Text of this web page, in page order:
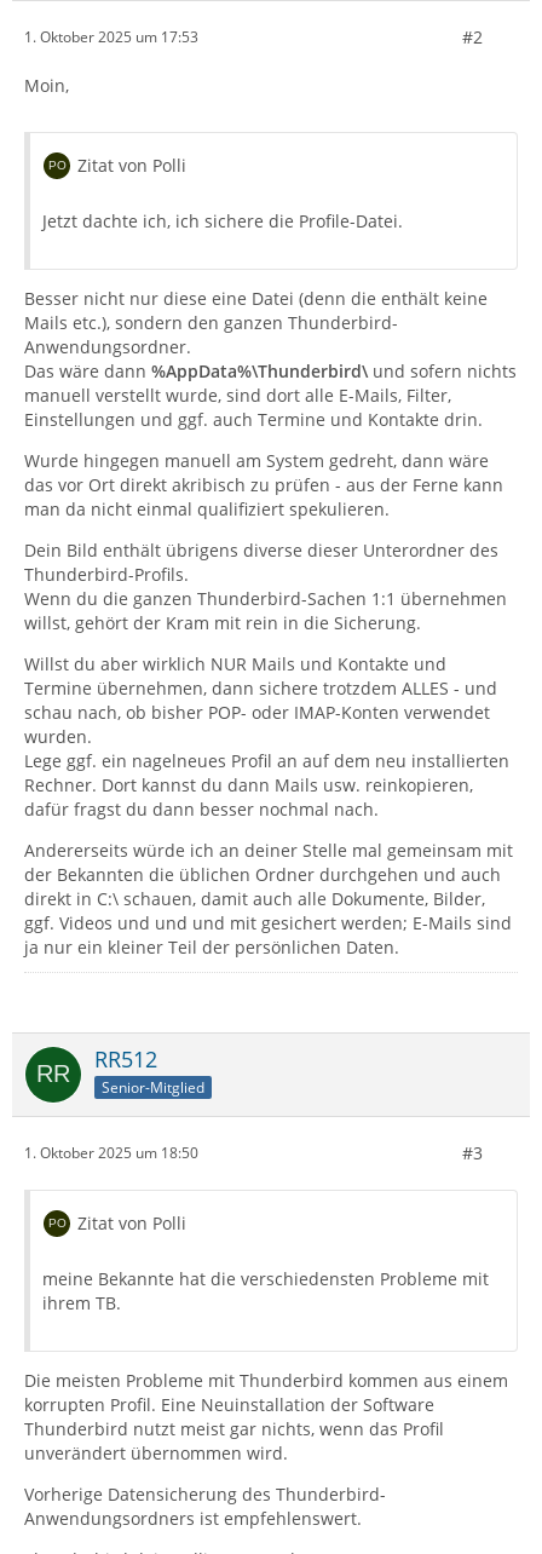
1. Oktober 2025 um 17:53 #2
Moin,
Zitat von Polli
Jetzt dachte ich, ich sichere die Profile-Datei.
Besser nicht nur diese eine Datei (denn die enthält keine
Mails etc.), sondern den ganzen Thunderbird-
Anwendungsordner.
Das wäre dann %AppData%\Thunderbird\ und sofern nichts
manuell verstellt wurde, sind dort alle E-Mails, Filter,
Einstellungen und ggf. auch Termine und Kontakte drin.
Wurde hingegen manuell am System gedreht, dann wäre
das vor Ort direkt akribisch zu prüfen - aus der Ferne kann
man da nicht einmal qualifiziert spekulieren.
Dein Bild enthält übrigens diverse dieser Unterordner des
Thunderbird-Profils.
Wenn du die ganzen Thunderbird-Sachen 1:1 übernehmen
willst, gehört der Kram mit rein in die Sicherung.
Willst du aber wirklich NUR Mails und Kontakte und
Termine übernehmen, dann sichere trotzdem ALLES - und
schau nach, ob bisher POP- oder IMAP-Konten verwendet
wurden.
Lege ggf. ein nagelneues Profil an auf dem neu installierten
Rechner. Dort kannst du dann Mails usw. reinkopieren,
dafür fragst du dann besser nochmal nach.
Andererseits würde ich an deiner Stelle mal gemeinsam mit
der Bekannten die üblichen Ordner durchgehen und auch
direkt in C:\ schauen, damit auch alle Dokumente, Bilder,
ggf. Videos und und und mit gesichert werden; E-Mails sind
ja nur ein kleiner Teil der persönlichen Daten.
RR512
Senior-Mitglied
1. Oktober 2025 um 18:50 #3
Zitat von Polli
meine Bekannte hat die verschiedensten Probleme mit
ihrem TB.
Die meisten Probleme mit Thunderbird kommen aus einem
korrupten Profil. Eine Neuinstallation der Software
Thunderbird nutzt meist gar nichts, wenn das Profil
unverändert übernommen wird.
Vorherige Datensicherung des Thunderbird-
Anwendungsordners ist empfehlenswert.